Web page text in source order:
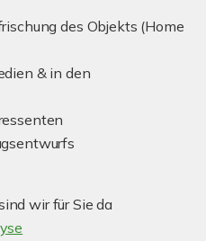
des Objekts (Home
& in den
wir für Sie da